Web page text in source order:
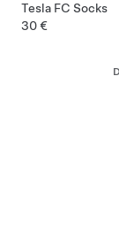
Tesla FC Socks
30 €